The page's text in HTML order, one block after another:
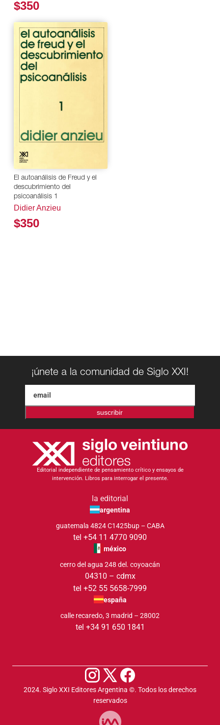
$350
El autoanálisis de Freud y el
descubrimiento del
psicoanálisis 1
Didier Anzieu
$350
¡únete a la comunidad de Siglo XXI!
suscribir
Editorial independiente de pensamiento crítico y ensayos de
intervención. Libros para interrogar el presente.
la editorial
argentina
guatemala 4824 C1425bup – CABA
tel +54 11 4770 9090
méxico
cerro del agua 248 del. coyoacán
04310 – cdmx
tel +52 55 5658-7999
españa
calle recaredo, 3 madrid – 28002
tel +34 91 650 1841
2024. Siglo XXI Editores Argentina ©️. Todos los derechos
reservados